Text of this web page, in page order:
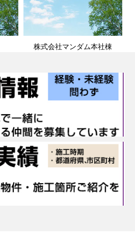
株式会社マンダム本社棟